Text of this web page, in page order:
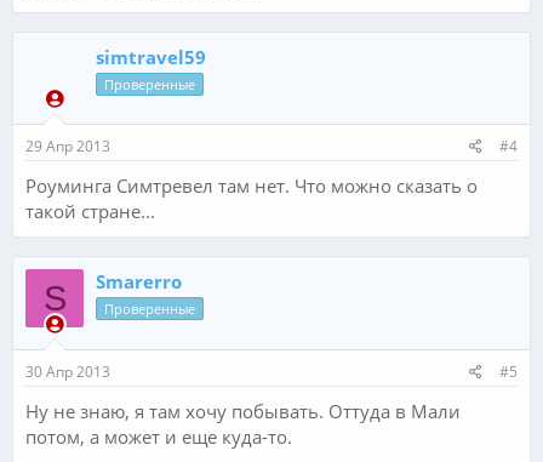
simtravel59
Проверенные
29 Апр 2013 #4
Роуминга Симтревел там нет. Что можно сказать о
такой стране...
S Smarerro
Проверенные
30 Апр 2013 #5
Ну не знаю, я там хочу побывать. Оттуда в Мали
потом, а может и еще куда-то.